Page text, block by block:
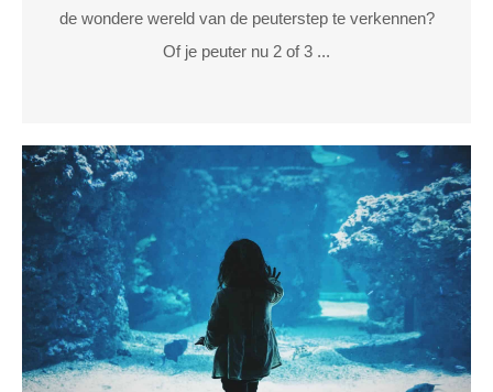
de wondere wereld van de peuterstep te verkennen?
Of je peuter nu 2 of 3 ...